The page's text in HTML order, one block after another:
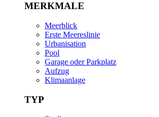
MERKMALE
Meerblick
Erste Meereslinie
Urbanisation
Pool
Garage oder Parkplatz
Aufzug
Klimaanlage
TYP